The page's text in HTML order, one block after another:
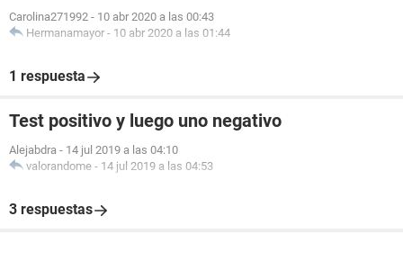
Carolina271992 - 10 abr 2020 a las 00:43
Hermanamayor - 10 abr 2020 a las 01:44
1 respuesta
Test positivo y luego uno negativo
Alejabdra - 14 jul 2019 a las 04:10
valorandome - 14 jul 2019 a las 04:53
3 respuestas